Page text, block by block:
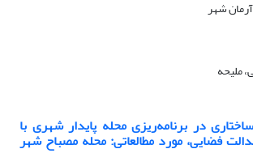
ملیحه
در برنامه‌ریزی محله پایدار شهری با
فضایی، مورد مطالعاتی: محله مصباح شهر